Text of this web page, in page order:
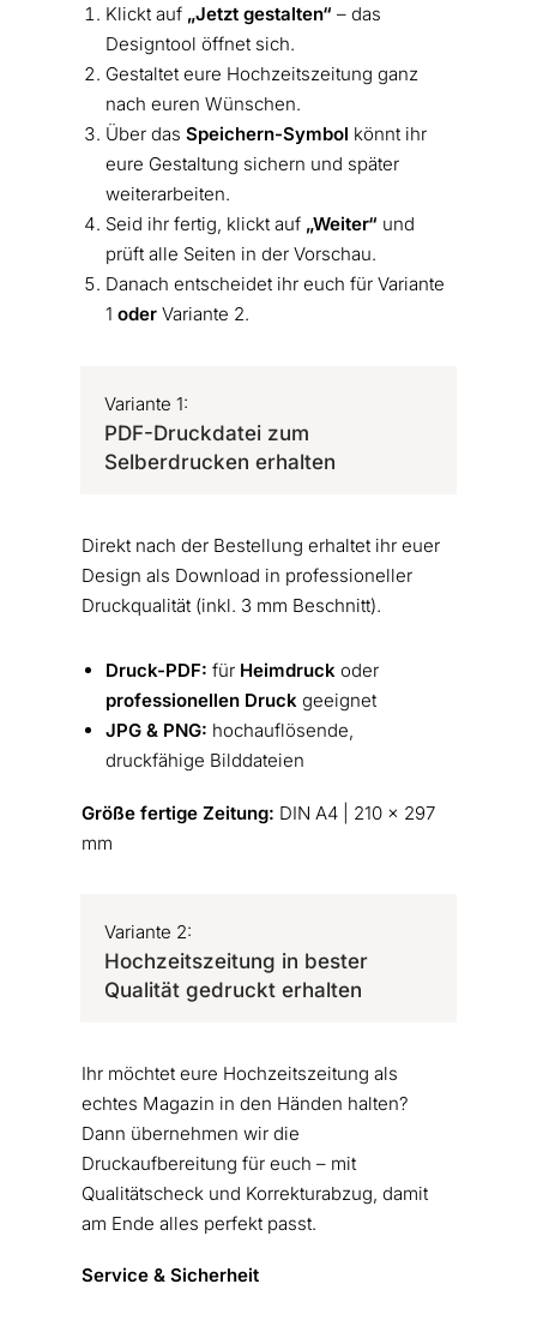
Klickt auf „Jetzt gestalten“ – das
Designtool öffnet sich.
Gestaltet eure Hochzeitszeitung ganz
nach euren Wünschen.
Über das Speichern-Symbol könnt ihr
eure Gestaltung sichern und später
weiterarbeiten.
Seid ihr fertig, klickt auf „Weiter“ und
prüft alle Seiten in der Vorschau.
Danach entscheidet ihr euch für Variante
1 oderVariante 2.
Variante 1:
PDF-Druckdatei zum
Selberdrucken erhalten
Direkt nach der Bestellung erhaltet ihr euer
Design als Download in professioneller
Druckqualität (inkl. 3 mm Beschnitt).
Druck-PDF: für Heimdruck oder
professionellen Druck geeignet
JPG & PNG: hochauflösende,
druckfähige Bilddateien
Größe fertige Zeitung: DIN A4 | 210 x 297
mm
Variante 2:
Hochzeitszeitung in bester
Qualität gedruckt erhalten
Ihr möchtet eure Hochzeitszeitung als
echtes Magazin in den Händen halten?
Dann übernehmen wir die
Druckaufbereitung für euch – mit
Qualitätscheck und Korrekturabzug, damit
am Ende alles perfekt passt.
Service & Sicherheit